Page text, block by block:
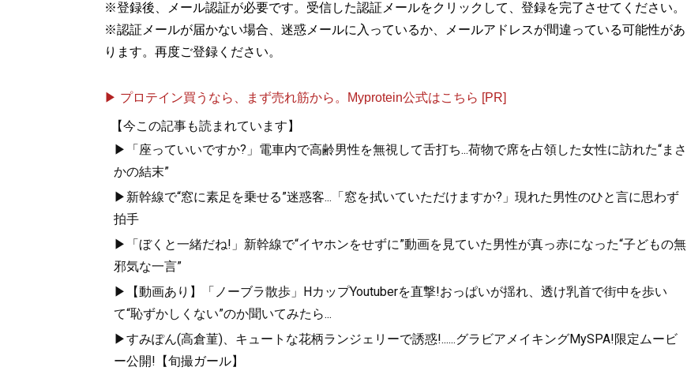
※登録後、メール認証が必要です。受信した認証メールをクリックして、登録を完了させてください。
※認証メールが届かない場合、迷惑メールに入っているか、メールアドレスが間違っている可能性があ
ります。再度ご登録ください。
▶ プロテイン買うなら、まず売れ筋から。Myprotein公式はこちら [PR]
【今この記事も読まれています】
▶「座っていいですか?」電車内で高齢男性を無視して舌打ち...荷物で席を占領した女性に訪れた“まさ
かの結末”
▶新幹線で“窓に素足を乗せる”迷惑客...「窓を拭いていただけますか?」現れた男性のひと言に思わず
拍手
▶「ぼくと一緒だね!」新幹線で“イヤホンをせずに”動画を見ていた男性が真っ赤になった“子どもの無
邪気な一言”
▶【動画あり】「ノーブラ散歩」HカップYoutuberを直撃!おっぱいが揺れ、透け乳首で街中を歩い
て“恥ずかしくない”のか聞いてみたら...
▶すみぽん(高倉菫)、キュートな花柄ランジェリーで誘惑!......グラビアメイキングMySPA!限定ムービ
ー公開!【旬撮ガール】